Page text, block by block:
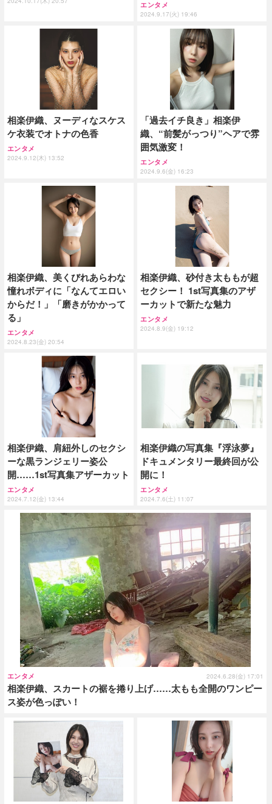
エンタメ
2024.9.17(火) 19:46
相楽伊織、ヌーディなスケス
ケ衣装でオトナの色香
エンタメ
2024.9.12(木) 13:52
「過去イチ良き」相楽伊
織、“前髪がっつり”ヘアで雰
囲気激変！
エンタメ
2024.9.6(金) 16:23
相楽伊織、美くびれあらわな
憧れボディに「なんてエロい
からだ！」「磨きがかかって
る」
エンタメ
2024.8.23(金) 20:54
相楽伊織、砂付き太ももが超
セクシー！ 1st写真集のアザ
ーカットで新たな魅力
エンタメ
2024.8.9(金) 19:12
相楽伊織、肩紐外しのセクシ
ーな黒ランジェリー姿公
開……1st写真集アザーカット
エンタメ
2024.7.12(金) 13:44
相楽伊織の写真集『浮泳夢』
ドキュメンタリー最終回が公
開に！
エンタメ
2024.7.6(土) 11:07
相楽伊織、スカートの裾を捲り上げ……太もも全開のワンピー
ス姿が色っぽい！
エンタメ 2024.6.28(金) 17:01